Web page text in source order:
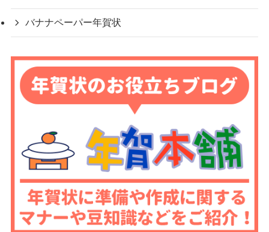
バナナペーパー年賀状